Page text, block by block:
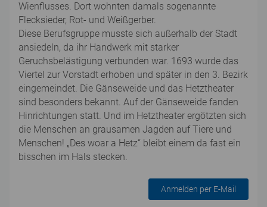
Wienflusses. Dort wohnten damals sogenannte
Flecksieder, Rot- und Weißgerber.
Diese Berufsgruppe musste sich außerhalb der Stadt
ansiedeln, da ihr Handwerk mit starker
Geruchsbelästigung verbunden war. 1693 wurde das
Viertel zur Vorstadt erhoben und später in den 3. Bezirk
eingemeindet. Die Gänseweide und das Hetztheater
sind besonders bekannt. Auf der Gänseweide fanden
Hinrichtungen statt. Und im Hetztheater ergötzten sich
die Menschen an grausamen Jagden auf Tiere und
Menschen! „Des woar a Hetz“ bleibt einem da fast ein
bisschen im Hals stecken.
Anmelden per E-Mail